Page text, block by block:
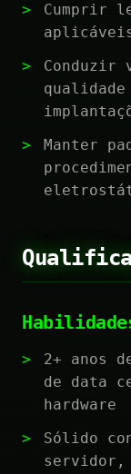
Cumprir
Conduzir
Manter
2+ anos
de data
hardware
Sólido
servidor,